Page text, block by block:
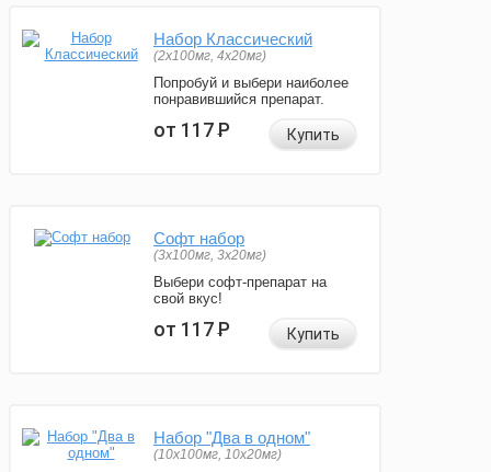
Набор Классический
(2x100мг, 4x20мг)
Попробуй и выбери наиболее
понравившийся препарат.
от 117Р Купить
Софт набор
(3x100мг, 3x20мг)
Выбери софт-препарат на
свой вкус!
от 117Р Купить
Набор "Два в одном"
(10x100мг, 10x20мг)